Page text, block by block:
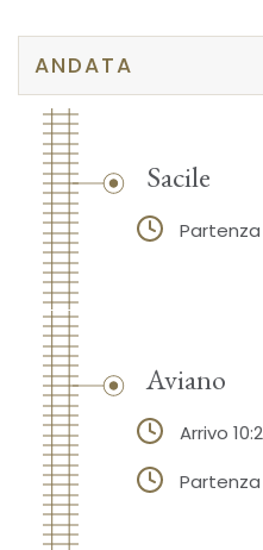
ANDATA
Sacile
Partenza
Aviano
Arrivo
Partenza